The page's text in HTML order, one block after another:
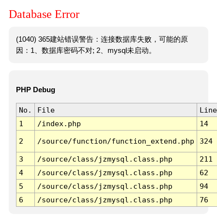
Database Error
(1040) 365建站错误警告：连接数据库失败，可能的原
因：1、数据库密码不对; 2、mysql未启动。
PHP Debug
No. File
Line
1
/index.php 14
2 /source/function/function_extend.php 324
3 /source/class/jzmysql.class.php
211
4
/source/class/jzmysql.class.php
62
5
/source/class/jzmysql.class.php
94
6
/source/class/jzmysql.class.php 76